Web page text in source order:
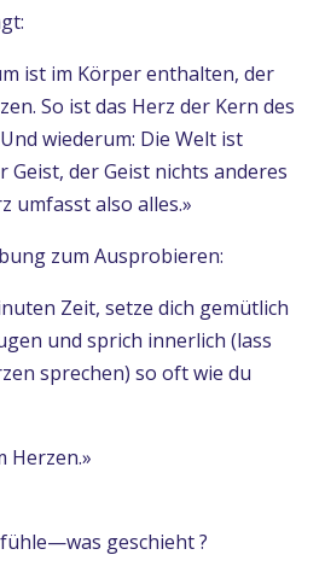
ist im Körper enthalten, der
So ist das Herz der Kern des
wiederum: Die Welt ist
Geist, der Geist nichts anderes
umfasst also alles.»
zum Ausprobieren:
Zeit, setze dich gemütlich
und sprich innerlich (lass
sprechen) so oft wie du
Herzen.»
geschieht ?